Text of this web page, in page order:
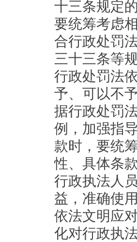
十三条规定
要统筹考虑
合行政处罚
三十三条等
行政处罚法
予、可以不
据行政处罚
例，加强指
款时，要统
性、具体条
行政执法人
益，准确使
依法文明应
化对行政执